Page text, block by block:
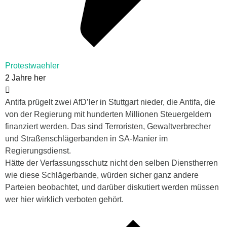
Protestwaehler
2 Jahre her
Antifa prügelt zwei AfD’ler in Stuttgart nieder, die Antifa, die
von der Regierung mit hunderten Millionen Steuergeldern
finanziert werden. Das sind Terroristen, Gewaltverbrecher
und Straßenschlägerbanden in SA-Manier im
Regierungsdienst.
Hätte der Verfassungsschutz nicht den selben Dienstherren
wie diese Schlägerbande, würden sicher ganz andere
Parteien beobachtet, und darüber diskutiert werden müssen
wer hier wirklich verboten gehört.